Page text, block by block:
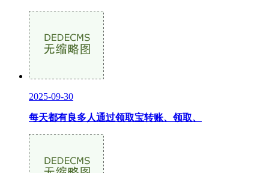
2025-09-30
每天都有良多人通过领取宝转账、领取、